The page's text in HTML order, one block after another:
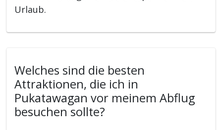
Urlaub.
Welches sind die besten
Attraktionen, die ich in
Pukatawagan vor meinem Abflug
besuchen sollte?